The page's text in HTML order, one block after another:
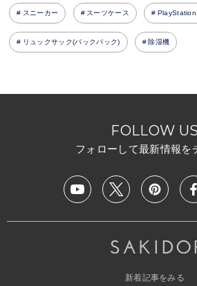
スニーカー スーツケース
リュックサック(バックパック) 除湿機
FOLLOW US
フォローして最新情報を
新着記事をみる